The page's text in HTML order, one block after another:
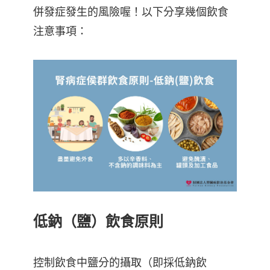
併發症發生的風險喔！以下分享幾個飲食
注意事項：
低鈉（鹽）飲食原則
控制飲食中鹽分的攝取（即採低鈉飲